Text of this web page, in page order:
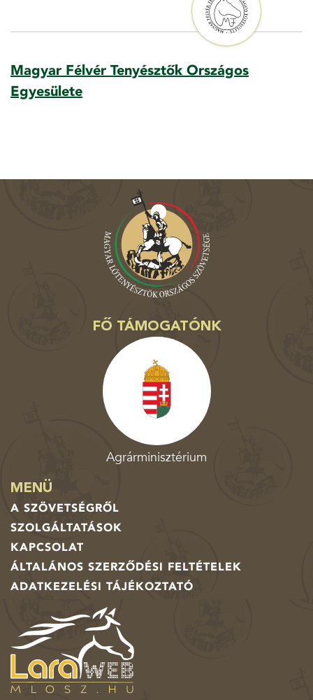
Magyar Félvér Tenyésztők Országos
Egyesülete
FŐ TÁMOGATÓNK
Agrárminisztérium
MENÜ
A SZÖVETSÉGRŐL
SZOLGÁLTATÁSOK
KAPCSOLAT
ÁLTALÁNOS SZERZŐDÉSI FELTÉTELEK
ADATKEZELÉSI TÁJÉKOZTATÓ